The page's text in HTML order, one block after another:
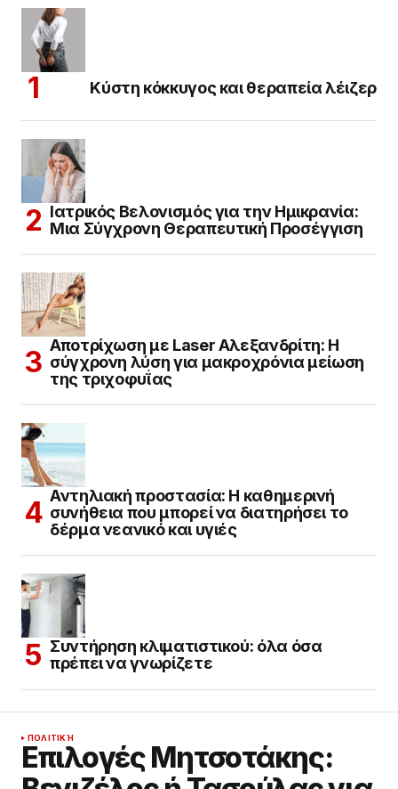
Κύστη κόκκυγος και θεραπεία λέιζερ
Ιατρικός Βελονισμός για την Ημικρανία:
Μια Σύγχρονη Θεραπευτική Προσέγγιση
Αποτρίχωση με Laser Αλεξανδρίτη: Η
σύγχρονη λύση για μακροχρόνια μείωση
της τριχοφυΐας
Αντηλιακή προστασία: Η καθημερινή
συνήθεια που μπορεί να διατηρήσει το
δέρμα νεανικό και υγιές
Συντήρηση κλιματιστικού: όλα όσα
πρέπει να γνωρίζετε
ΠΟΛΙΤΙΚΉ
Επιλογές Μητσοτάκης: